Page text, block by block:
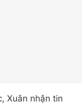
Xuân nhận tin